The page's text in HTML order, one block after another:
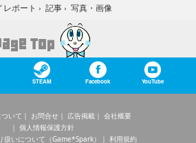
レポート › 記事 › 写真・画像
STEAM Facebook YouTube
いて お問合せ 広告掲載
会社概要
個人情報保護方針
扱いについて（Game*Spark）
利用規約